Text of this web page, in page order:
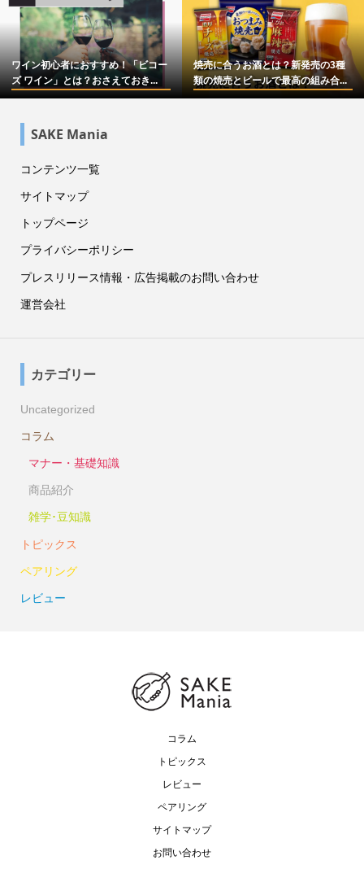
ワイン初心者におすすめ！「ビコー
ズ ワイン」とは？おさえておき...
焼売に合うお酒とは？新発売の3種
類の焼売とビールで最高の組み合...
SAKE Mania
コンテンツ一覧
サイトマップ
トップページ
プライバシーポリシー
プレスリリース情報・広告掲載のお問い合わせ
運営会社
カテゴリー
Uncategorized
コラム
マナー・基礎知識
商品紹介
雑学･豆知識
トピックス
ペアリング
レビュー
コラム
トピックス
レビュー
ペアリング
サイトマップ
お問い合わせ